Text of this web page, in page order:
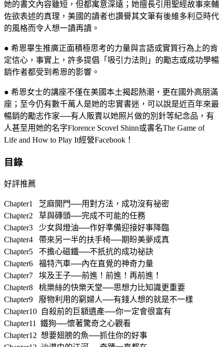
她的書文內容雖短，但都寓意深遠；她擅長引用聖經故事來輔
佐欲表述的真理，美國的讀者也讚譽其文筆有後維多利亞時代
的風格而令人想一讀再讀。
● 希恩畢生推廣正面積極思考的力量與言語或實質行為上的肯
定信心，事實上，許多提倡「吸引力法則」的勵志或成功學暢
銷作者都受到希恩的影響。
● 希恩女士的講座不僅在美國本土揭起熱潮，更在國外高朋滿
座；至今仍有數千萬人是她的忠實書迷，可以說是近百年來最
暢銷的勵志作家──有人販賣以她照片做的別針等紀念品，有
人甚至用她的名字Florence Scovel Shinn或書名The Game of
Life and How to Play It經營Facebook！
目錄
好評推薦
Chapter1 芝麻開門──用對方法，成功沒有祕密
Chapter2 草與磚頭──完成不可能的任務
Chapter3 少女與燈油──作好準備迎接好事降臨
Chapter4 帶來另一半的扶手椅──期盼美夢成真
Chapter5 不擔心磁鐵──不扺抗的成功祕訣
Chapter6 福特汽車──內在直覺的神奇力量
Chapter7 埃及王子──前進！前進！再前進！
Chapter8 桃樂絲的快樂天堂──思想力比知識更重要
Chapter9 廢物利用的窮婦人──有錢人想的就是不一樣
Chapter10 自殺前的巨額遺產──你一定會很富有
Chapter11 鐵狗──懷著驚奇之心觀看
Chapter12 想要翅膀的魚──抓住你的好事